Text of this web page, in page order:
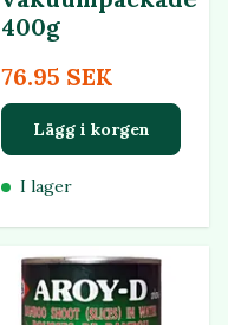
400g
76.95 SEK
Lägg i korgen
I lager